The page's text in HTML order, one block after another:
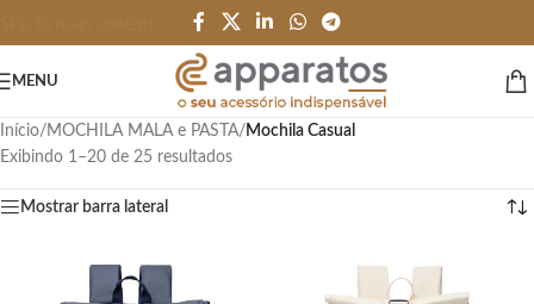
MENU
Início/ MOCHILA MALA e PASTA/ Mochila Casual
Exibindo 1–20 de 25 resultados
Mostrar barra lateral